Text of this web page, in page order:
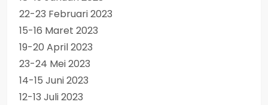
22-23 Februari 2023
15-16 Maret 2023
19-20 April 2023
23-24 Mei 2023
14-15 Juni 2023
12-13 Juli 2023